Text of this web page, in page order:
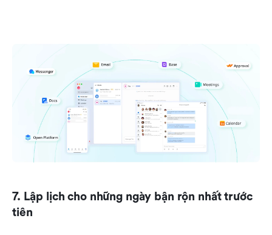
7. Lập lịch cho những ngày bận rộn nhất trước
tiên